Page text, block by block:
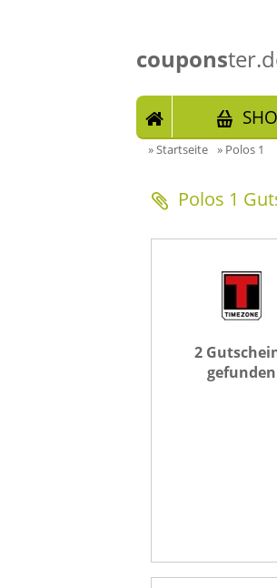
coupons
START
»Startseite » Polos 1
Polos 1
2
gefunden